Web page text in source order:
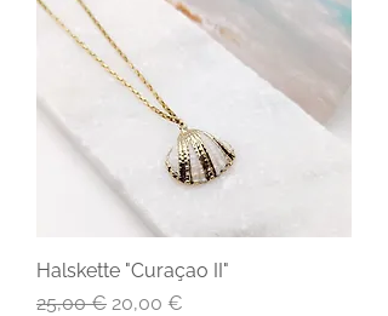
Halskette "Curaçao II"
Standardpreis
25,00 € Sale-Preis
20,00 €